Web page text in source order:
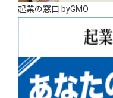
起業の窓口 byGMO